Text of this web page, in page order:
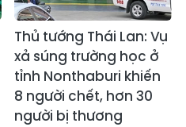
Thủ tướng Thái Lan: Vụ
xả súng trường học ở
tỉnh Nonthaburi khiến
8 người chết, hơn 30
người bị thương